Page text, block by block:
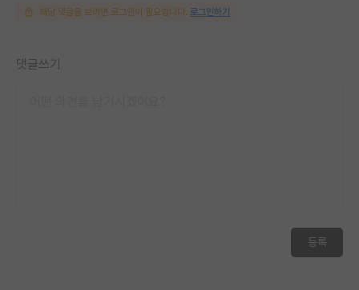
해당 댓글을 보려면 로그인이 필요합니다. 로그인하기
댓글쓰기
등록